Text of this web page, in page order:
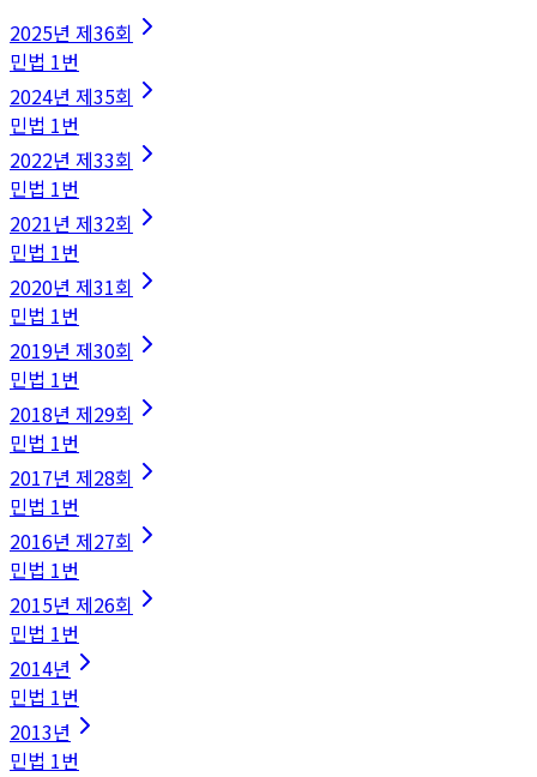
2025년 제36회
민법 1번
2024년 제35회
민법 1번
2022년 제33회
민법 1번
2021년 제32회
민법 1번
2020년 제31회
민법 1번
2019년 제30회
민법 1번
2018년 제29회
민법 1번
2017년 제28회
민법 1번
2016년 제27회
민법 1번
2015년 제26회
민법 1번
2014년
민법 1번
2013년
민법 1번